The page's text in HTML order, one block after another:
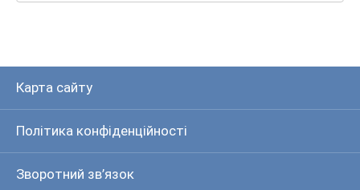
Карта сайту
Політика конфіденційності
Зворотний зв’язок